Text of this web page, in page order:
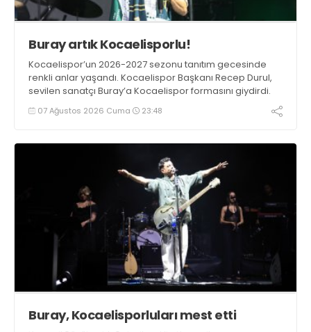
Buray artık Kocaelisporlu!
Kocaelispor’un 2026-2027 sezonu tanıtım gecesinde
renkli anlar yaşandı. Kocaelispor Başkanı Recep Durul,
sevilen sanatçı Buray’a Kocaelispor formasını giydirdi.
07 Ağustos 2026 Cuma 23:48
Buray, Kocaelisporluları mest etti